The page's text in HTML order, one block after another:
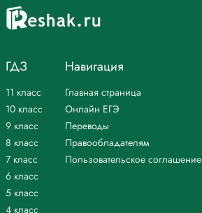
ГДЗ
11 класс
10 класс
9 класс
8 класс
7 класс
6 класс
5 класс
4 класс
Навигация
Главная страница
Онлайн ЕГЭ
Переводы
Правообладателям
Пользовательское соглашение